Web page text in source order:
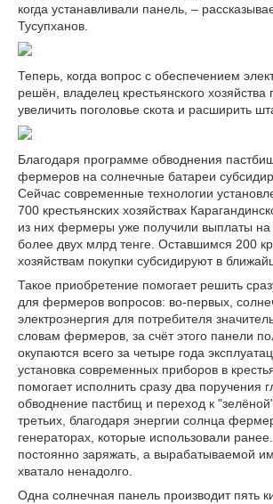
когда устанавливали панель, –
Тусупханов.
Теперь, когда вопрос с обеспечением
решён, владелец крестьянского хозяйства
увеличить поголовье скота и расширить
Благодаря программе обводнения
фермеров на солнечные батареи
Сейчас современные технологии
700 крестьянских хозяйствах
из них фермеры уже получили выплаты
более двух млрд тенге. Оставшимся 200
хозяйствам покупки субсидируют в
Такое приобретение помогает решить
для фермеров вопросов: во-первых,
электроэнергия для потребителя
словам фермеров, за счёт этого панели
окупаются всего за четыре года
установка современных приборов в
помогает исполнить сразу два поручения
обводнение пастбищ и переход к
третьих, благодаря энергии солнца
генераторах, которые использовали
постоянно заряжать, а вырабатываемой
хватало ненадолго.
Одна солнечная панель производит пять